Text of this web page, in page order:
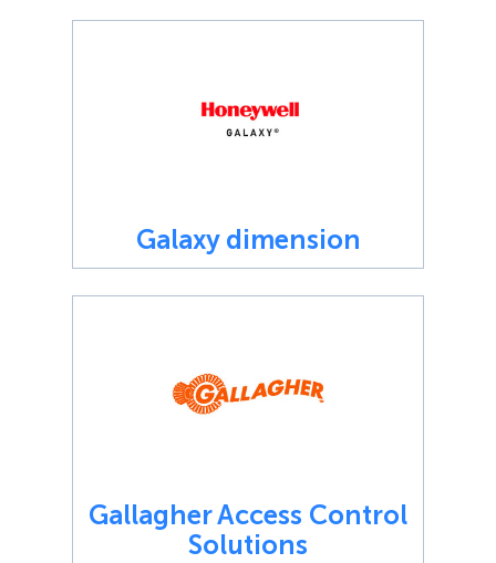
Galaxy dimension
Gallagher Access Control
Solutions